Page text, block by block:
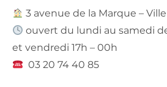
3 avenue de la Marque –
ouvert du lundi au samedi
et vendredi 17h – 00h
03 20 74 40 85